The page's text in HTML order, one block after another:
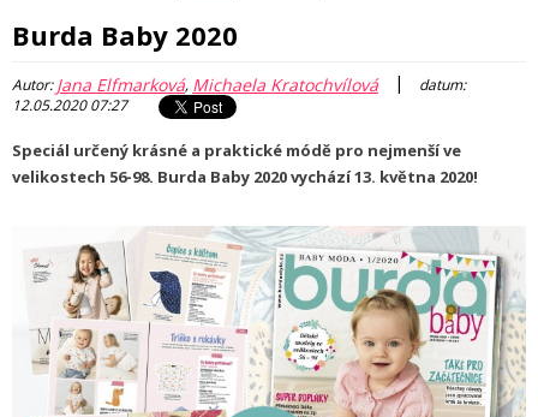
Burda Baby 2020
Autor:Jana Elfmarková, Michaela Kratochvílová |
datum:
12.05.2020 07:27
Speciál určený krásné a praktické módě pro nejmenší ve
velikostech 56-98. Burda Baby 2020 vychází 13. května 2020!